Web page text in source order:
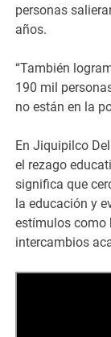
personas
años.
“También
190 mil
no están en la
En Jiquipilco
el rezago
significa que
la educación y
estímulos como
intercambios